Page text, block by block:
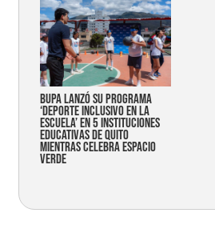
Bupa lanzó su programa
‘Deporte Inclusivo en la
Escuela’ en 5 instituciones
educativas de Quito
mientras celebra espacio
verde